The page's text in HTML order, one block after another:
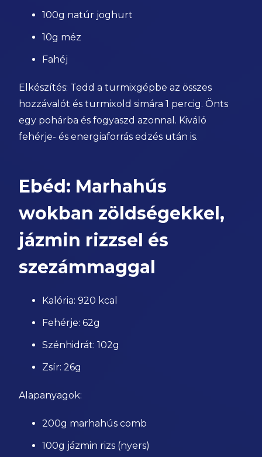
100g natúr joghurt
10g méz
Fahéj
Elkészítés: Tedd a turmixgépbe az összes
hozzávalót és turmixold simára 1 percig. Önts
egy pohárba és fogyaszd azonnal. Kiváló
fehérje- és energiaforrás edzés után is.
Ebéd: Marhahús
wokban zöldségekkel,
jázmin rizzsel és
szezámmaggal
Kalória: 920 kcal
Fehérje: 62g
Szénhidrát: 102g
Zsír: 26g
Alapanyagok:
200g marhahús comb
100g jázmin rizs (nyers)